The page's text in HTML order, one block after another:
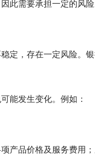
需要承担一定的风
，存在一定风险。
能发生变化。例如：
产品价格及服务费用；